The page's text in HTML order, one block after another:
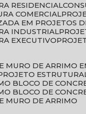
RESIDENCIAL
COMERCIAL
EM PROJETOS
INDUSTRIAL
EXECUTIVO
MURO DE ARRIMO
PROJETO
BLOCO DE
BLOCO DE
MURO DE ARRIMO